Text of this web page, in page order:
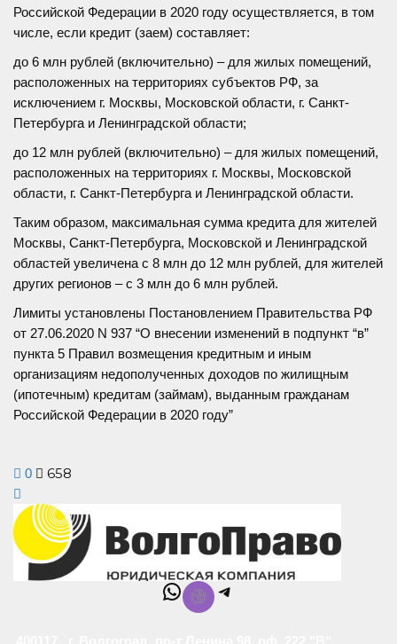
Российской Федерации в 2020 году осуществляется, в том
числе, если кредит (заем) составляет:
до 6 млн рублей (включительно) – для жилых помещений,
расположенных на территориях субъектов РФ, за
исключением г. Москвы, Московской области, г. Санкт-
Петербурга и Ленинградской области;
до 12 млн рублей (включительно) – для жилых помещений,
расположенных на территориях г. Москвы, Московской
области, г. Санкт-Петербурга и Ленинградской области.
Таким образом, максимальная сумма кредита для жителей
Москвы, Санкт-Петербурга, Московской и Ленинградской
областей увеличена с 8 млн до 12 млн рублей, для жителей
других регионов – с 3 млн до 6 млн рублей.
Лимиты установлены Постановлением Правительства РФ
от 27.06.2020 N 937 “О внесении изменений в подпункт “в”
пункта 5 Правил возмещения кредитным и иным
организациям недополученных доходов по жилищным
(ипотечным) кредитам (займам), выданным гражданам
Российской Федерации в 2020 году”
0 658
WhatsAppTelegram